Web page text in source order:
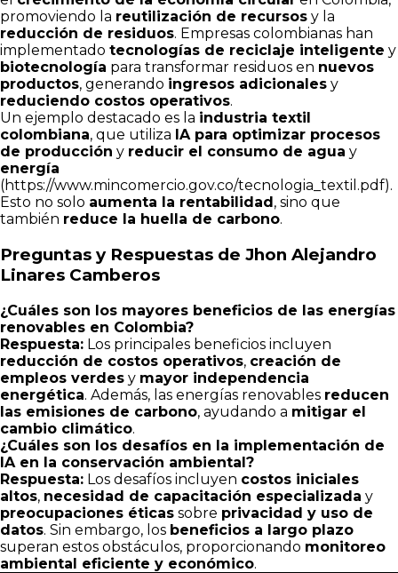
promoviendo la reutilización de recursos y la
reducción de residuos. Empresas colombianas han
implementado tecnologías de reciclaje inteligente y
biotecnología para transformar residuos en nuevos
productos, generando ingresos adicionales y
reduciendo costos operativos.
Un ejemplo destacado es la industria textil
colombiana, que utiliza IA para optimizar procesos
de producción y reducir el consumo de agua y
energía
(https://www.mincomercio.gov.co/tecnologia_textil.pdf).
Esto no solo aumenta la rentabilidad , sino que
también reduce la huella de carbono.
Preguntas y Respuestas de Jhon Alejandro
Linares Camberos
¿Cuáles son los mayores beneficios de las energías
renovables en Colombia?
Respuesta: Los principales beneficios incluyen
reducción de costos operativos, creación de
empleos verdes y mayor independencia
energética. Además, las energías renovables reducen
las emisiones de carbono, ayudando a mitigar el
cambio climático.
¿Cuáles son los desafíos en la implementación de
IA en la conservación ambiental?
Respuesta: Los desafíos incluyen costos iniciales
altos, necesidad de capacitación especializada y
preocupaciones éticas sobre privacidad y uso de
datos. Sin embargo, los beneficios a largo plazo
superan estos obstáculos, proporcionando monitoreo
ambiental eficiente y económico.